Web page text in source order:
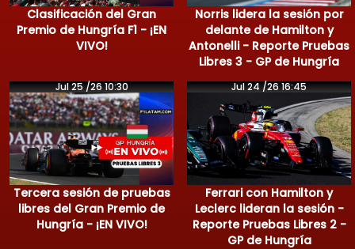
Clasificación del Gran
Premio de Hungría F1 - ¡EN
VIVO!
Norris lidera la sesión por
delante de Hamilton y
Antonelli - Reporte Pruebas
Libres 3 - GP de Hungría
Jul 25 /26 10:30
Tercera sesión de pruebas
libres del Gran Premio de
Hungría - ¡EN VIVO!
Jul 24 /26 16:45
Ferrari con Hamilton y
Leclerc lideran la sesión -
Reporte Pruebas Libres 2 -
GP de Hungría